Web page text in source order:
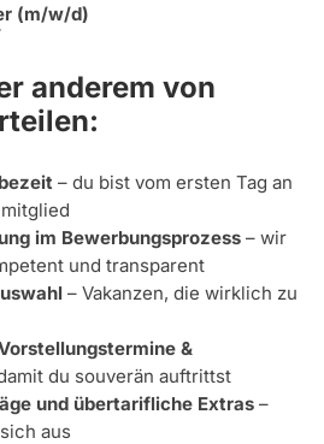
(m/w/d)
anderem von
– du bist vom ersten Tag an
im Bewerbungsprozess – wir
und transparent
– Vakanzen, die wirklich zu
&
du souverän auftrittst
und übertarifliche Extras –
aus